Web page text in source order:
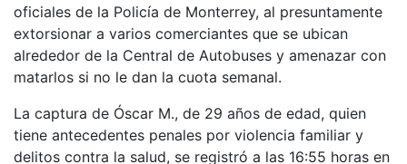
oficiales de la Policía de Monterrey, al presuntamente
extorsionar a varios comerciantes que se ubican
alrededor de la Central de Autobuses y amenazar con
matarlos si no le dan la cuota semanal.
La captura de Óscar M., de 29 años de edad, quien
tiene antecedentes penales por violencia familiar y
delitos contra la salud, se registró a las 16:55 horas en